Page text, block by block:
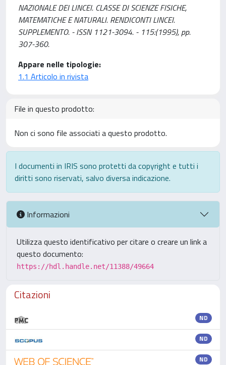
NAZIONALE DEI LINCEI. CLASSE DI SCIENZE FISICHE,
MATEMATICHE E NATURALI. RENDICONTI LINCEI.
SUPPLEMENTO. - ISSN 1121-3094. - 115:(1995), pp.
307-360.
Appare nelle tipologie:
1.1 Articolo in rivista
File in questo prodotto:
Non ci sono file associati a questo prodotto.
I documenti in IRIS sono protetti da copyright e tutti i
diritti sono riservati, salvo diversa indicazione.
Informazioni
Utilizza questo identificativo per citare o creare un link a
questo documento:
https://hdl.handle.net/11388/49664
Citazioni
ND
ND
ND